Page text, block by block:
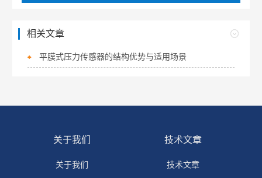
相关文章
平膜式压力传感器的结构优势与适用场景
关于我们
关于我们
技术文章
技术文章